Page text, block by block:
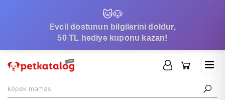
🐱🐶
Evcil dostunun bilgilerini doldur,
50 TL hediye kuponu kazan!